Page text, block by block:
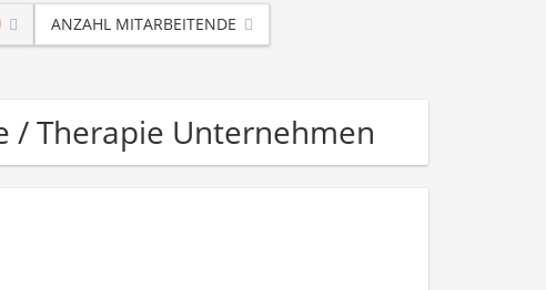
ANZAHL MITARBEITENDE
/ Therapie Unternehmen